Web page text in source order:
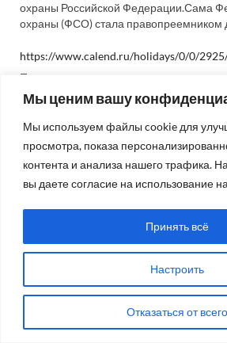
Мы ценим вашу
Мы используем файлы cookie для
просмотра, показа
контента и анализа нашего трафика.
вы даете согласие на использование
Настроить
Отказаться от всего
Принять всё
охраны Российской Федерации.Сама
охраны (ФСО) стала правопреемником
https://www.calend.ru/holidays/0/0/
Повторяется ежегодно
Газета «Советская Россия»
Свидетельство о регистрации СМИ
29.06.1992